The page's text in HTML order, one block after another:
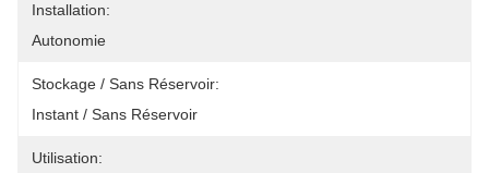
Installation:
Autonomie
Stockage / Sans Réservoir:
Instant / Sans Réservoir
Utilisation: